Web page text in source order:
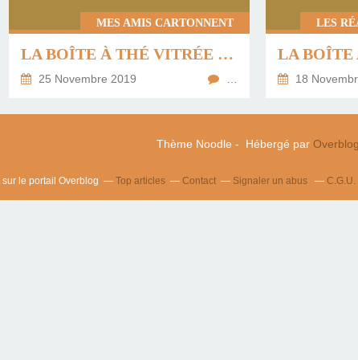
MES AMIS CARTONNENT
LA BOÎTE À THÉ VITRÉE DE NADINE ...
25 Novembre 2019
LES
18
Thème Noodle - Hébergé par Overblog
sur le portail Overblog Top articles Contact Signaler un abus C.G.U.